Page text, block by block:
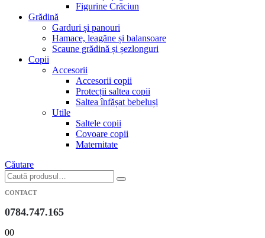
Figurine Crăciun
Grădină
Garduri și panouri
Hamace, leagăne și balansoare
Scaune grădină și șezlonguri
Copii
Accesorii
Accesorii copii
Protecții saltea copii
Saltea înfășat bebeluși
Utile
Saltele copii
Covoare copii
Maternitate
Căutare
CONTACT
0784.747.165
00